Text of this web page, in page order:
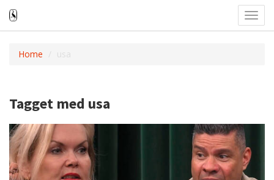
Home usa
Tagget med usa